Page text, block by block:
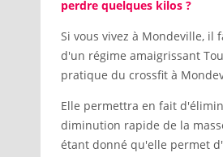
perdre quelques kilos ?
Si vous vivez à Mondeville,
d'un régime amaigrissant
pratique du crossfit à
Elle permettra en fait
diminution rapide de la
étant donné qu'elle permet